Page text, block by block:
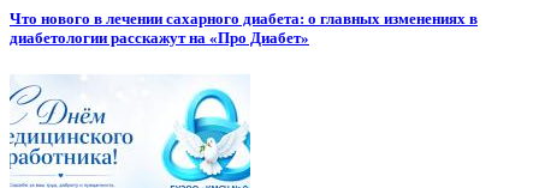
Что нового в лечении сахарного диабета: о главных изменениях в
диабетологии расскажут на «Про Диабет»